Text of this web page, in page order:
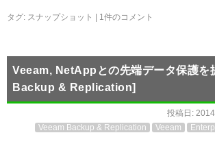
タグ: スナップショット 1件のコメント
Veeam, NetAppとの先端データ保護を
Backup & Replication]
投稿日:
Veeam Backup & Replication
Veeam